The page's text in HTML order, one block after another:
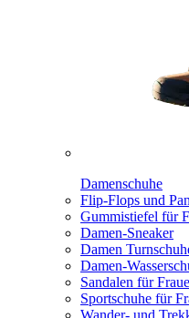
Damenschuhe
Flip-Flops und
Gummistiefel für
Damen-Sneaker
Damen
Damen-
Sandalen für
Sportschuhe für
Wander- und